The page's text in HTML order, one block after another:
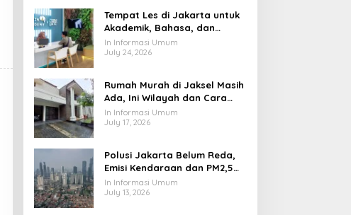
Tempat Les di Jakarta untuk
Akademik, Bahasa, dan
Keterampilan Anak
In Informasi Umum
July 24, 2026
Rumah Murah di Jaksel Masih
Ada, Ini Wilayah dan Cara
Membelinya
In Informasi Umum
July 17, 2026
Polusi Jakarta Belum Reda,
Emisi Kendaraan dan PM2,5
Jadi Sorotan
In Informasi Umum
July 13, 2026